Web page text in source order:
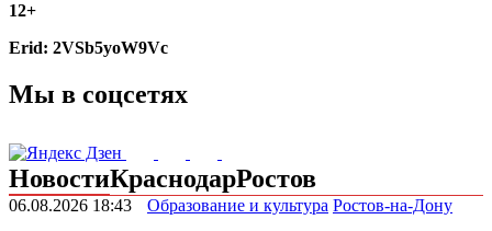
12+
Erid: 2VSb5yoW9Vc
Мы в соцсетях
НовостиКраснодарРостов
06.08.2026 18:43 Образование и культура Ростов-на-Дону